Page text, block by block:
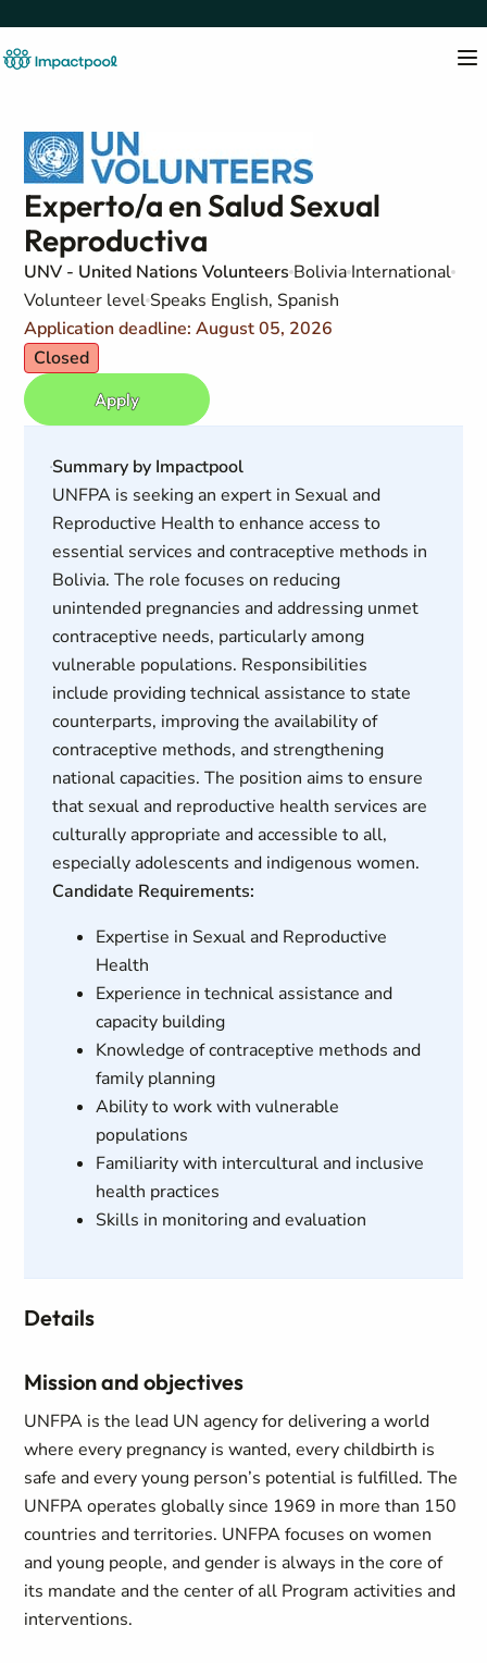
Experto/a en Salud Sexual
Reproductiva
UNV - United Nations Volunteers Bolivia International
Volunteer level Speaks English, Spanish
Application deadline: August 05, 2026
Closed
Apply
Summary by Impactpool
UNFPA is seeking an expert in Sexual and
Reproductive Health to enhance access to
essential services and contraceptive methods in
Bolivia. The role focuses on reducing
unintended pregnancies and addressing unmet
contraceptive needs, particularly among
vulnerable populations. Responsibilities
include providing technical assistance to state
counterparts, improving the availability of
contraceptive methods, and strengthening
national capacities. The position aims to ensure
that sexual and reproductive health services are
culturally appropriate and accessible to all,
especially adolescents and indigenous women.
Candidate Requirements:
Expertise in Sexual and Reproductive
Health
Experience in technical assistance and
capacity building
Knowledge of contraceptive methods and
family planning
Ability to work with vulnerable
populations
Familiarity with intercultural and inclusive
health practices
Skills in monitoring and evaluation
Details
Mission and objectives
UNFPA is the lead UN agency for delivering a world
where every pregnancy is wanted, every childbirth is
safe and every young person’s potential is fulfilled. The
UNFPA operates globally since 1969 in more than 150
countries and territories. UNFPA focuses on women
and young people, and gender is always in the core of
its mandate and the center of all Program activities and
interventions.